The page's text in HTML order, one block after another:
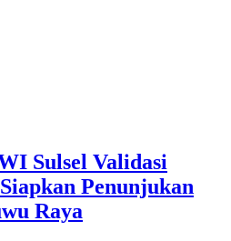
Sulsel Validasi
Penunjukan
Raya